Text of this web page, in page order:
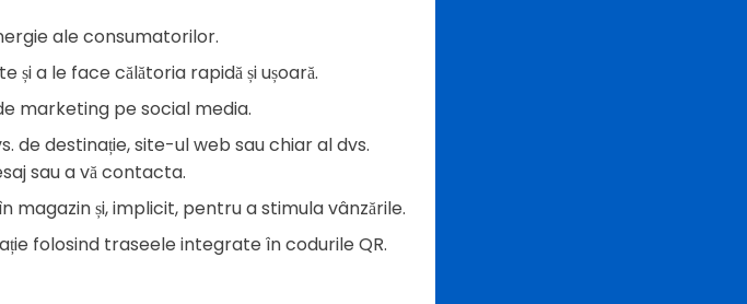
ale consumatorilor.
a le face călătoria rapidă și ușoară.
marketing pe social media.
de destinație, site-ul web sau chiar al dvs.
sau a vă contacta.
magazin și, implicit, pentru a stimula vânzările.
folosind traseele integrate în codurile QR.